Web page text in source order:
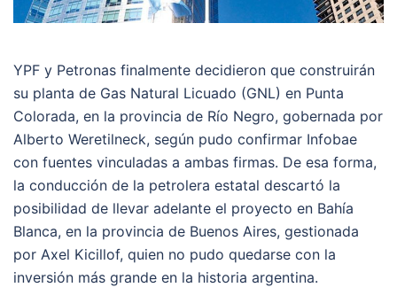
YPF y Petronas finalmente decidieron que construirán
su planta de Gas Natural Licuado (GNL) en Punta
Colorada, en la provincia de Río Negro, gobernada por
Alberto Weretilneck, según pudo confirmar Infobae
con fuentes vinculadas a ambas firmas. De esa forma,
la conducción de la petrolera estatal descartó la
posibilidad de llevar adelante el proyecto en Bahía
Blanca, en la provincia de Buenos Aires, gestionada
por Axel Kicillof, quien no pudo quedarse con la
inversión más grande en la historia argentina.